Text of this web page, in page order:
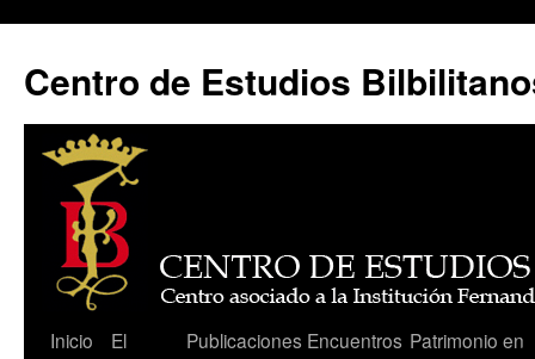
Centro de Estudios
Saltar
Inicio
El
Publicaciones Encuentros Patrimonio en